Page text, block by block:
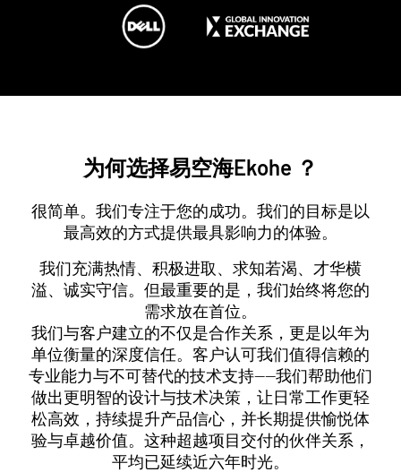
为何选择易空海Ekohe ？
很简单。我们专注于您的成功。我们的目标是以
最高效的方式提供最具影响力的体验。
我们充满热情、积极进取、求知若渴、才华横
溢、诚实守信。但最重要的是，我们始终将您的
需求放在首位。
我们与客户建立的不仅是合作关系，更是以年为
单位衡量的深度信任。客户认可我们值得信赖的
专业能力与不可替代的技术支持——我们帮助他们
做出更明智的设计与技术决策，让日常工作更轻
松高效，持续提升产品信心，并长期提供愉悦体
验与卓越价值。这种超越项目交付的伙伴关系，
平均已延续近六年时光。